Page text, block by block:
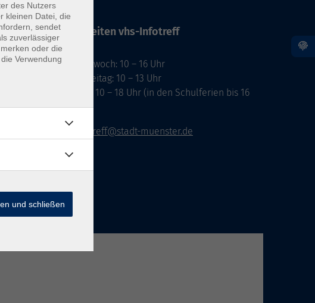
Öffnungszeiten vhs-Infotreff
Montag, Mittwoch: 10 – 16 Uhr
Dienstag, Freitag: 10 – 13 Uhr
Donnerstag: 10 – 18 Uhr (in den Schulferien bis 16
Uhr)
vhs-infotreff@stadt-muenster.de
des Nutzers
kleinen Datei, die
sendet
zuverlässiger
oder die
Verwendung
und schließen